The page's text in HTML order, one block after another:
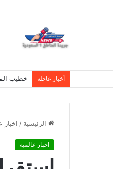
أخبار عاجلة خطيب
الرئيسية / اخبار
اخبار عالمية